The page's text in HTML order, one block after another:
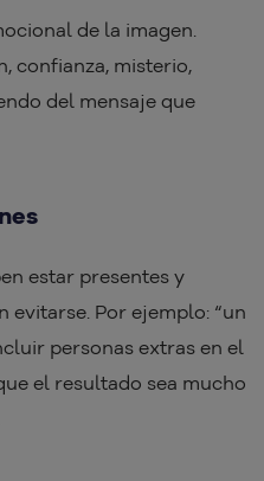
de la imagen.
confianza, misterio,
del mensaje que
estar presentes y
evitarse. Por ejemplo: “un
personas extras en el
el resultado sea mucho